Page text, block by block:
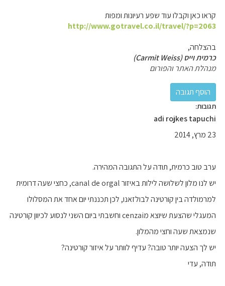
קראו כאן וקבלו עוד שפע רעיונות ומפות
http://www.gotravel.co.il/travel/?p=2063
בהצלחה,
כרמית וייס (Carmit Weiss)
מנהלת האתר והפורום
תגובות:
adi rojkes tapuchi
23 מרץ, 2014
ערב טוב כרמית, תודה על התגובה המהירה.
יש לנו מלון לשלושה לילות באיזור canal de orgal, כחצי שעה דרומית
למרמולדה בין קורטינה לבולזאנו, לכן תכננתי יום אחד את המסלולו
המעגלי שהצעת שיוצא מcenzai וחשבתי ביום השני לנסוע לכיוון קורטינה
שנמצאת שעה וחצי מהמלון.
יש לך הצעה יותר טובה? עדיף לוותר על איזור קורטינה?
תודה, עדי